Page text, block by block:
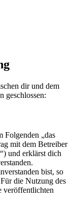
dir und dem
geschlossen:
Folgenden „das
mit dem Betreiber
und erklärst dich
bist, so
die Nutzung des
veröffentlichten